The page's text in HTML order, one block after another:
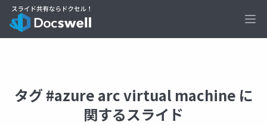
タグ #azure arc virtual machine に
関するスライド